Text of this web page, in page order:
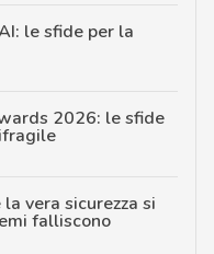
le sfide per la
2026: le sfide
vera sicurezza si
falliscono